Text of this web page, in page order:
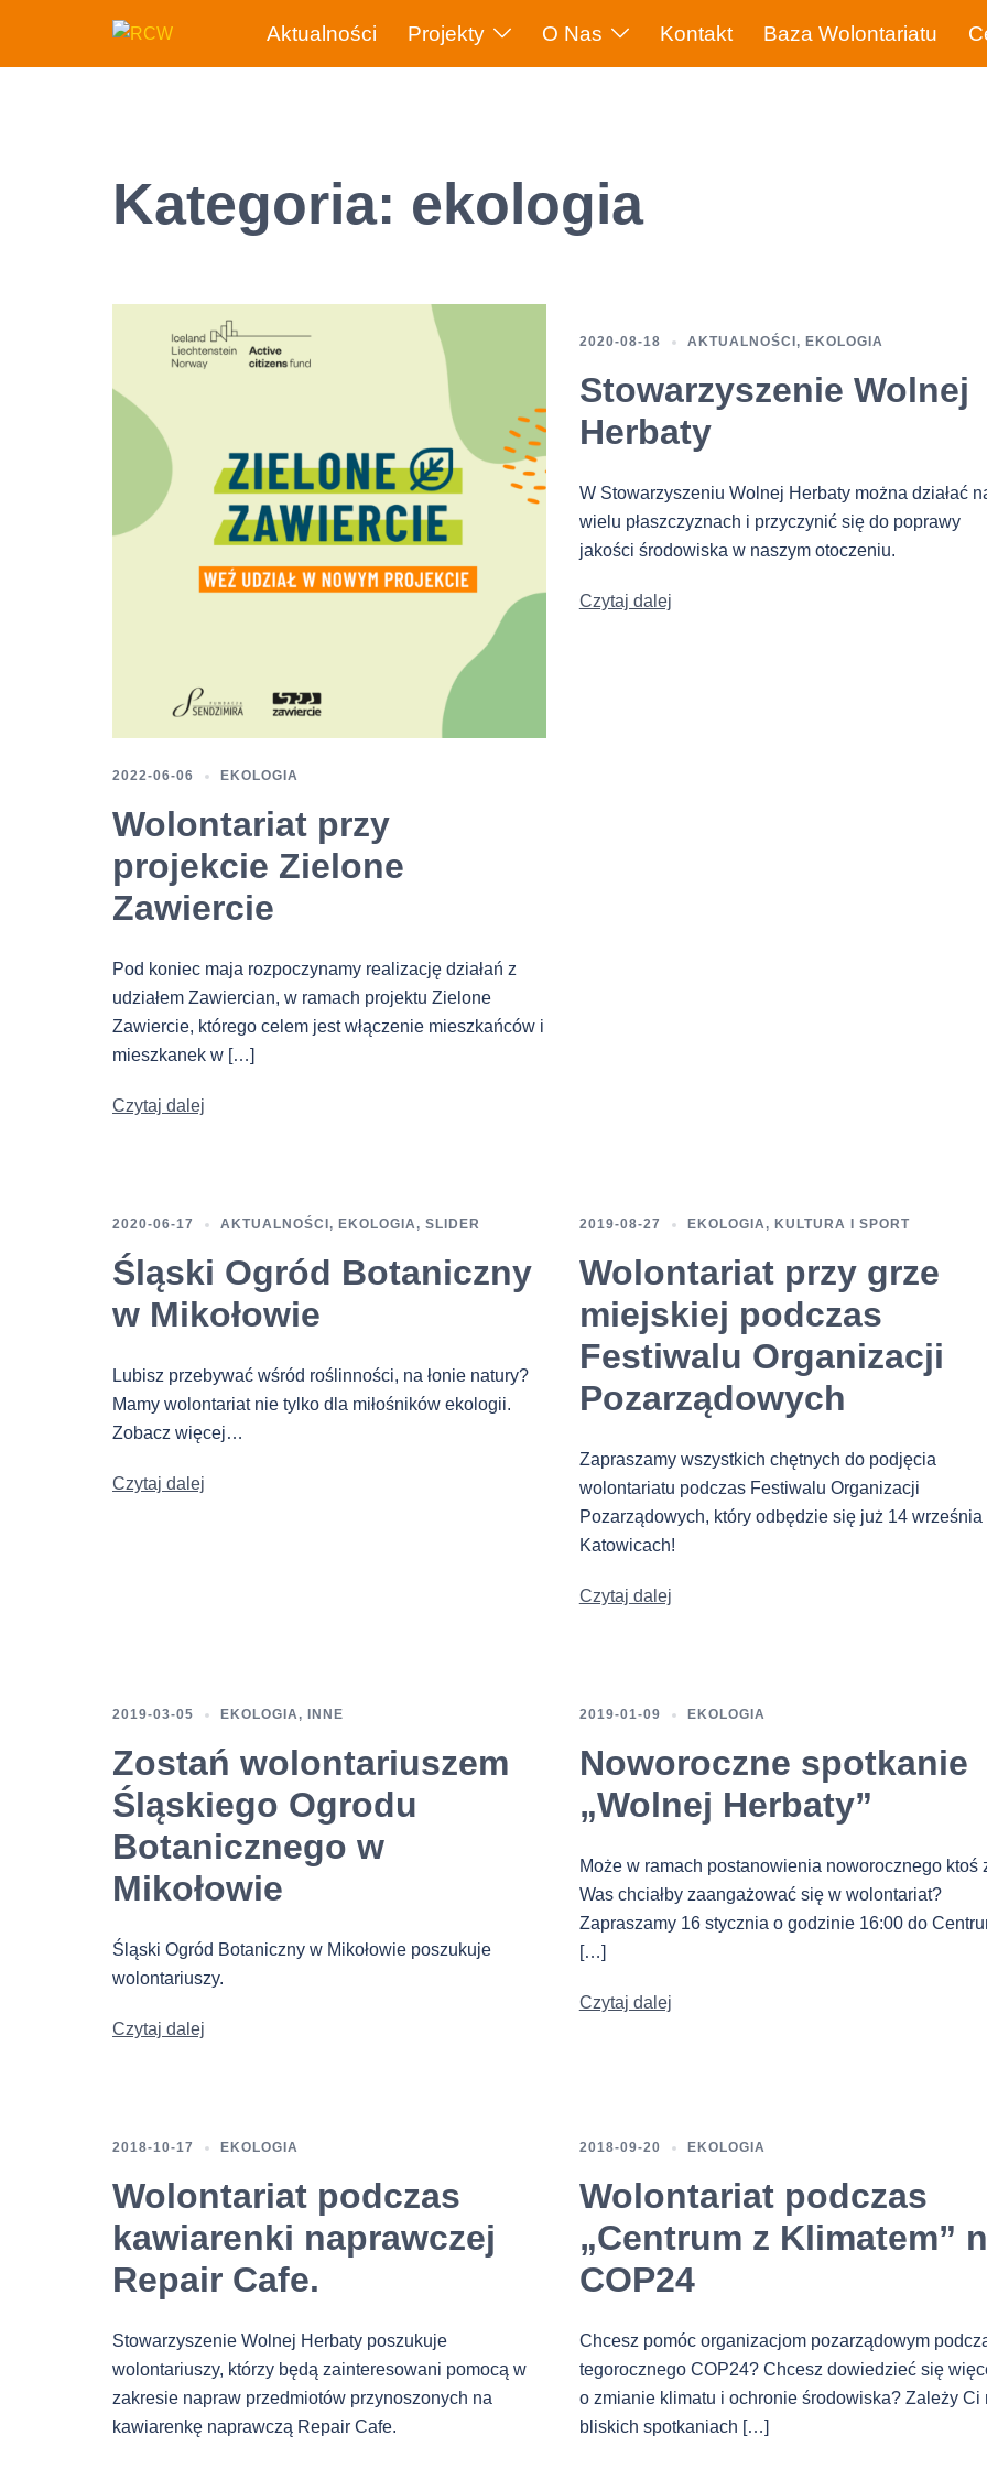
treści
Aktualności Projekty O Nas Kontakt Baza Wolontariatu
Kategoria: ekologia
2022-06-06 EKOLOGIA
Wolontariat przy
projekcie Zielone
Zawiercie
Pod koniec maja rozpoczynamy realizację działań z
udziałem Zawiercian, w ramach projektu Zielone
Zawiercie, którego celem jest włączenie mieszkańców i
mieszkanek w […]
Czytaj dalej
2020-08-18 AKTUALNOŚCI , EKOLOGIA
Stowarzyszenie Wolnej
Herbaty
W Stowarzyszeniu Wolnej Herbaty można działać
wielu płaszczyznach i przyczynić się do poprawy
jakości środowiska w naszym otoczeniu.
Czytaj dalej
2020-06-17 AKTUALNOŚCI, EKOLOGIA , SLIDER
Śląski Ogród Botaniczny
w Mikołowie
Lubisz przebywać wśród roślinności, na łonie natury?
Mamy wolontariat nie tylko dla miłośników ekologii.
Zobacz więcej…
Czytaj dalej
2019-08-27 EKOLOGIA , KULTURA I SPORT
Wolontariat przy grze
miejskiej podczas
Festiwalu Organizacji
Pozarządowych
Zapraszamy wszystkich chętnych do podjęcia
wolontariatu podczas Festiwalu Organizacji
Pozarządowych, który odbędzie się już 14 września
Katowicach!
Czytaj dalej
2019-03-05 EKOLOGIA , INNE
Zostań wolontariuszem
Śląskiego Ogrodu
Botanicznego w
Mikołowie
Śląski Ogród Botaniczny w Mikołowie poszukuje
wolontariuszy.
Czytaj dalej
2019-01-09 EKOLOGIA
Noworoczne spotkanie
„Wolnej Herbaty”
Może w ramach postanowienia noworocznego ktoś
Was chciałby zaangażować się w wolontariat?
Zapraszamy 16 stycznia o godzinie 16:00 do
[…]
Czytaj dalej
2018-10-17 EKOLOGIA
Wolontariat podczas
kawiarenki naprawczej
Repair Cafe.
Stowarzyszenie Wolnej Herbaty poszukuje
wolontariuszy, którzy będą zainteresowani pomocą w
zakresie napraw przedmiotów przynoszonych na
kawiarenkę naprawczą Repair Cafe.
2018-09-20 EKOLOGIA
Wolontariat podczas
„Centrum z Klimatem”
COP24
Chcesz pomóc organizacjom pozarządowym
tegorocznego COP24? Chcesz dowiedzieć się
o zmianie klimatu i ochronie środowiska? Zależy Ci
bliskich spotkaniach […]